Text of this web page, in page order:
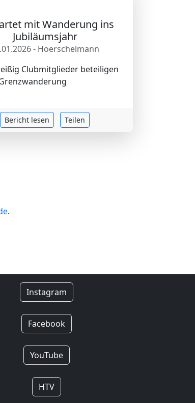
mit Wanderung ins
Jubiläumsjahr
- Hoerschelmann
Clubmitglieder beteiligen
Bericht lesen Teilen
.
Instagram
Facebook
YouTube
HTV